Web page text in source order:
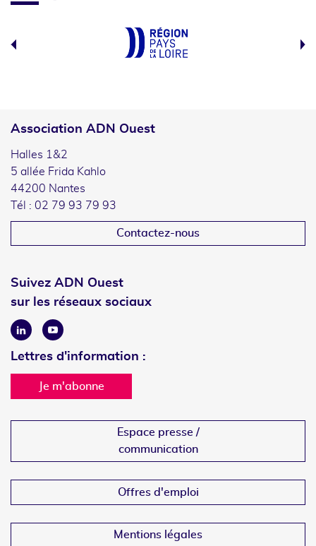
Association ADN Ouest
Halles 1&2
5 allée Frida Kahlo
44200 Nantes
Tél : 02 79 93 79 93
Contactez-nous
Suivez ADN Ouest
sur les réseaux sociaux
LinkedinYoutube
Lettres d'information :
Je m'abonne
Espace presse /
communication
Offres d'emploi
Mentions légales